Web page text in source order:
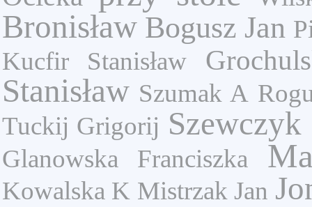
Bronisław Bogusz Jan
Kucfir Stanisław
Stanisław Szumak A
Tuckij Grigorij
Glanowska Franciszka
Kowalska K Mistrzak Jan